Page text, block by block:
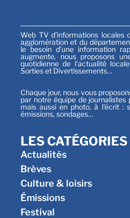
Web TV d’informations locales
agglomération et du
le besoin d’une information
augmente, nous proposons
quotidienne de l’actualité
Sorties et Divertissements…
Chaque jour, nous vous
par notre équipe de journalistes
mais aussi en photo, à l’écrit :
émissions, sondages…
LES CATÉGORIES
Actualités
Brèves
Culture & loisirs
Émissions
Festival